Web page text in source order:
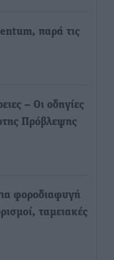
παρά τις
– Οι οδηγίες
Πρόβλεψης
φοροδιαφυγή
ταμειακές